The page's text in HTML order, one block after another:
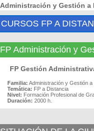
Administración y Gestión a
CURSOS FP A
FP Administración y
FP Gestión
Familia: Administración y Gestión a
Temática: FP a Distancia
Nivel: Formación Profesional de
Duración: 2000 h.